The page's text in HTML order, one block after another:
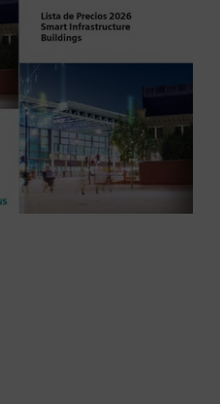
RAK12.1100
BPZ:RAK12.1100